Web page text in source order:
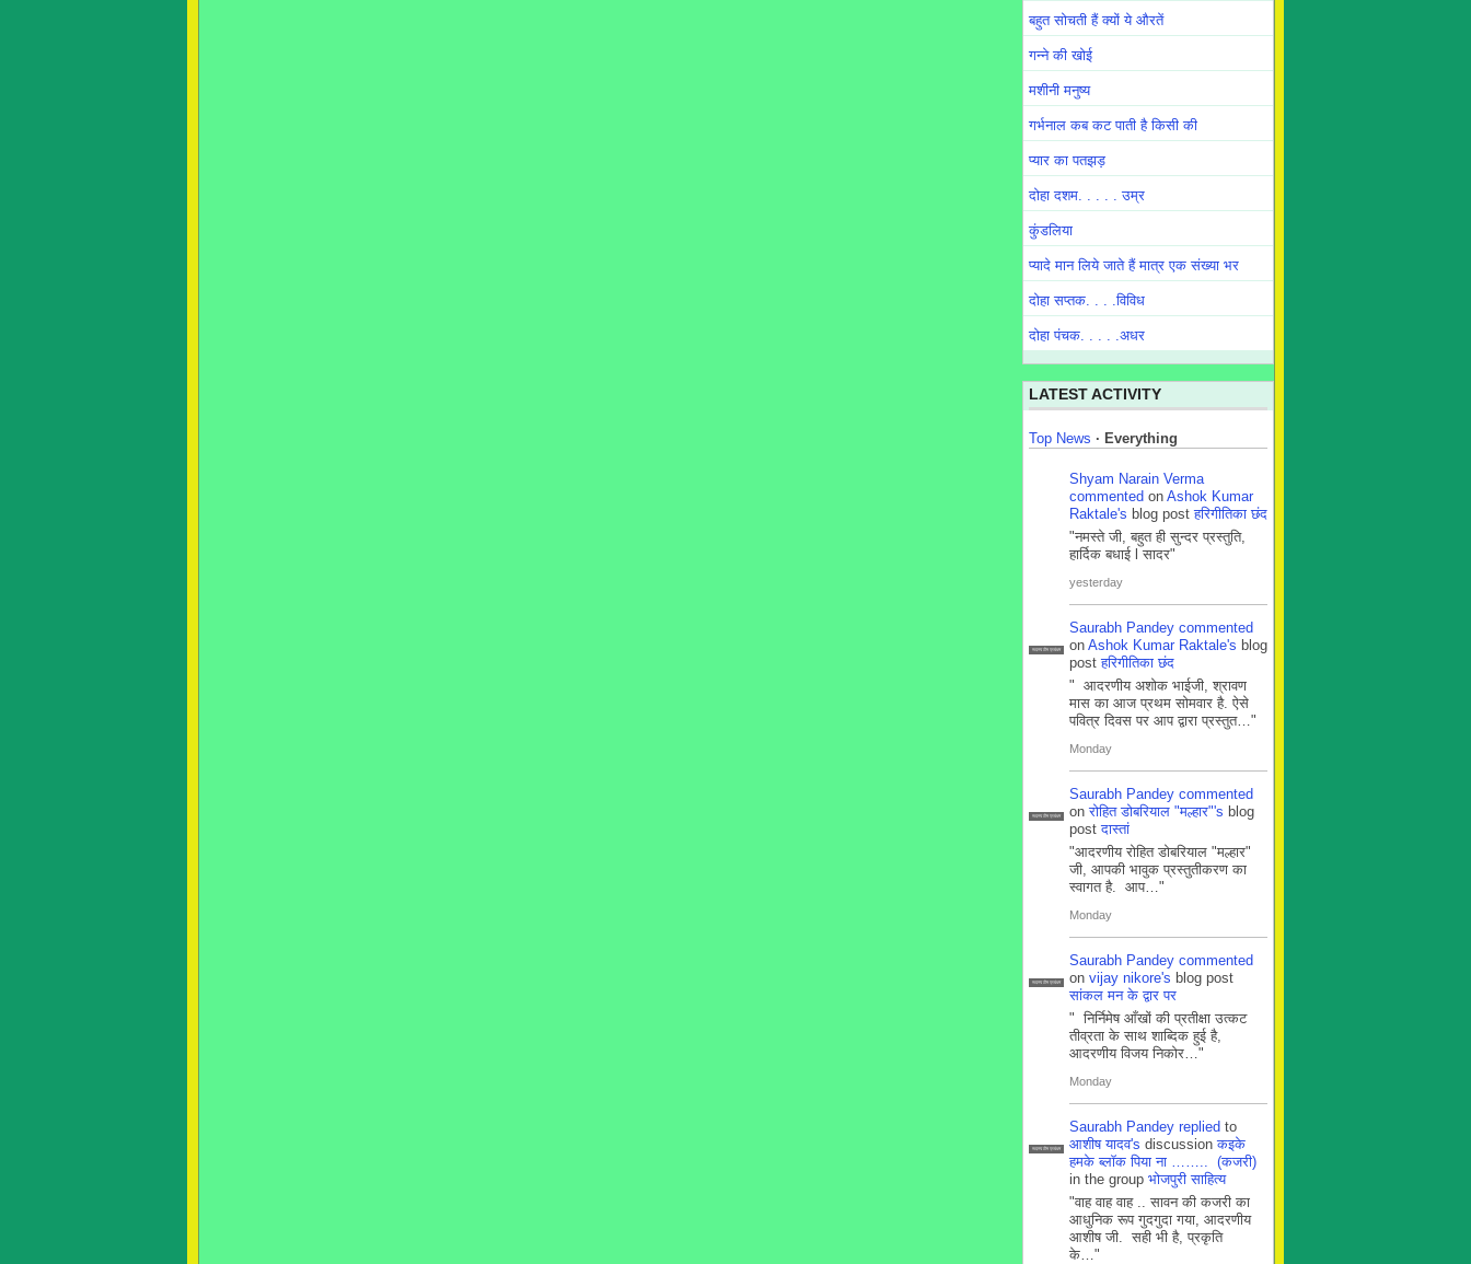
बहुत सोचती हैं क्यों ये औरतें
गन्ने की खोई
मशीनी मनुष्य
गर्भनाल कब कट पाती है किसी की
प्यार का पतझड़
दोहा दशम. . . . . उम्र
कुंडलिया
प्यादे मान लिये जाते हैं मात्र एक संख्या भर
दोहा सप्तक. . . .विविध
दोहा पंचक. . . . .अधर
LATEST ACTIVITY
Top News · Everything
Shyam Narain Verma
commented on Ashok Kumar
Raktale's blog postहरिगीतिका छंद
"नमस्ते जी, बहुत ही सुन्दर प्रस्तुति,
हार्दिक बधाई l सादर"
yesterday
सदस्य टीम प्रबंधन
Saurabh Pandey commented
on Ashok Kumar Raktale's blog
postहरिगीतिका छंद
" आदरणीय अशोक भाईजी, श्रावण
मास का आज प्रथम सोमवार है. ऐसे
पवित्र दिवस पर आप द्वारा प्रस्तुत…"
Monday
सदस्य टीम प्रबंधन
Saurabh Pandey commented
onरोहित डोबरियाल "मल्हार"'s blog
postदास्तां
"आदरणीय रोहित डोबरियाल "मल्हार"
जी, आपकी भावुक प्रस्तुतीकरण का
स्वागत है. आप…"
Monday
सदस्य टीम प्रबंधन
Saurabh Pandey commented
on vijay nikore's blog post
सांकल मन के द्वार पर
" निर्निमेष आँखों की प्रतीक्षा उत्कट
तीव्रता के साथ शाब्दिक हुई है,
आदरणीय विजय निकोर…"
Monday
सदस्य टीम प्रबंधन
Saurabh Pandey replied to
आशीष यादव's discussionकइके
हमके ब्लाॅक पिया ना …….. (कजरी)
in the group भोजपुरी साहित्य
"वाह वाह वाह .. सावन की कजरी का
आधुनिक रूप गुदगुदा गया, आदरणीय
आशीष जी. सही भी है, प्रकृति
के…"